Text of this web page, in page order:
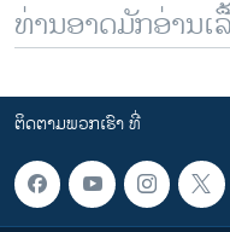
ທ່ານອາດມັກອ່ານເ
ຕິດຕາມພວກເຮົາ ທີ່